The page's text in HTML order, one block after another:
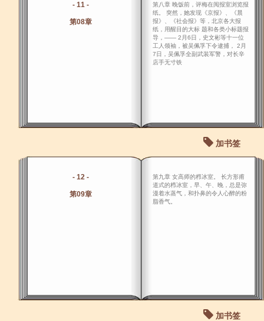
- 11 -
第08章
第八章 晚饭前，评梅在阅报室浏览报
纸。 突然，她发现《京报》、《晨
报》、《社会报》等，北京各大报
纸，用醒目的大标 题和各类小标题报
导，―― 2月6日，史文彬等十一位
工人领袖，被吴佩孚下令逮捕， 2月
7日，吴佩孚全副武装军警，对长辛
店手无寸铁
加书签
- 12 -
第09章
第九章 女高师的栉冰室。 长方形甫
道式的栉冰室，早、午、晚，总是弥
漫着水蒸气，和扑鼻的令人心醉的粉
脂香气。
加书签